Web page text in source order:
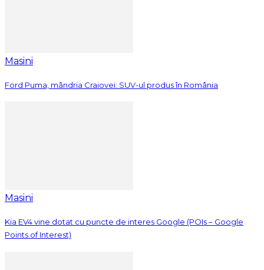
Masini
Ford Puma, mândria Craiovei: SUV-ul produs în România
Masini
Kia EV4 vine dotat cu puncte de interes Google (POIs – Google
Points of Interest)